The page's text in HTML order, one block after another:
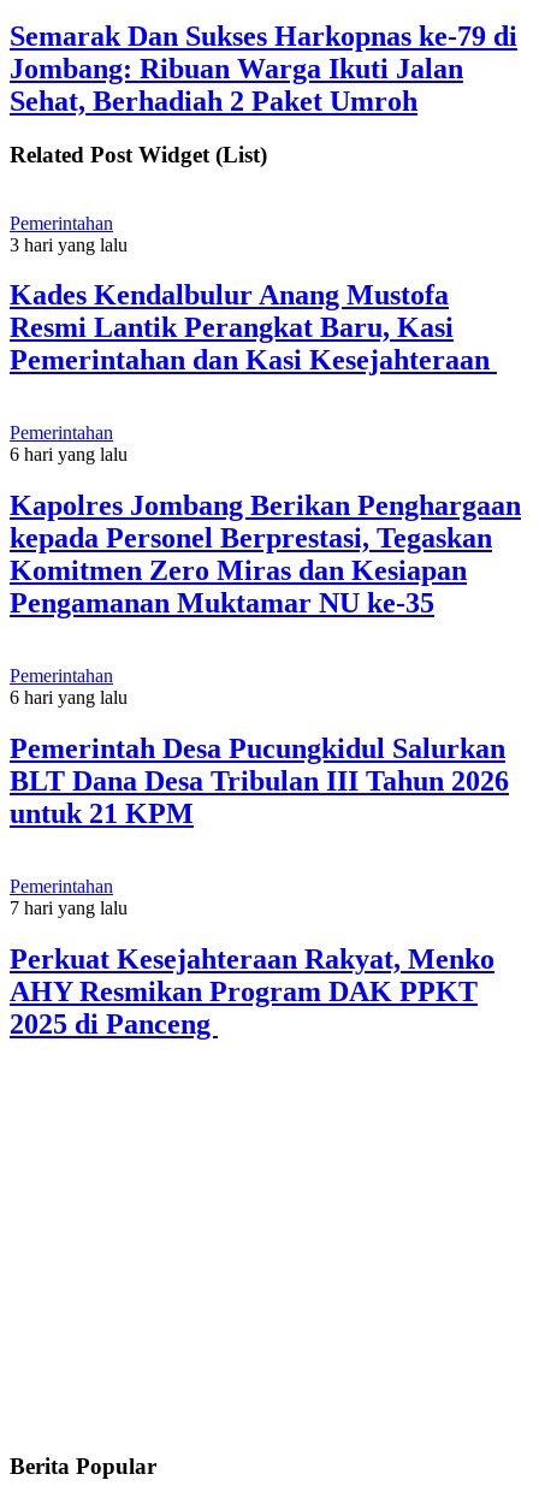
Semarak Dan Sukses Harkopnas ke-79 di
Jombang: Ribuan Warga Ikuti Jalan
Sehat, Berhadiah 2 Paket Umroh
Related Post Widget (List)
Pemerintahan
3 hari yang lalu
Kades Kendalbulur Anang Mustofa
Resmi Lantik Perangkat Baru, Kasi
Pemerintahan dan Kasi Kesejahteraan
Pemerintahan
6 hari yang lalu
Kapolres Jombang Berikan Penghargaan
kepada Personel Berprestasi, Tegaskan
Komitmen Zero Miras dan Kesiapan
Pengamanan Muktamar NU ke-35
Pemerintahan
6 hari yang lalu
Pemerintah Desa Pucungkidul Salurkan
BLT Dana Desa Tribulan III Tahun 2026
untuk 21 KPM
Pemerintahan
7 hari yang lalu
Perkuat Kesejahteraan Rakyat, Menko
AHY Resmikan Program DAK PPKT
2025 di Panceng
Berita Popular